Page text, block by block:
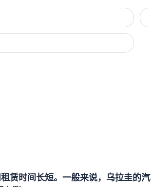
赁时间长短。一般来说，乌拉圭的